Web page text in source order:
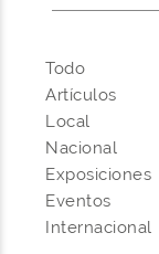
Todo
Artículos
Local
Nacional
Exposiciones
Eventos
Internacional